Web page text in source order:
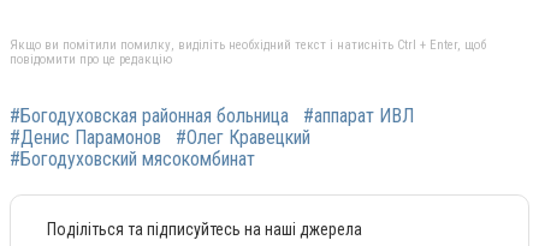
Якщо ви помітили помилку, виділіть необхідний текст і натисніть Ctrl + Enter, щоб
повідомити про це редакцію
#Богодуховская районная больница
#аппарат ИВЛ
#Денис Парамонов
#Олег Кравецкий
#Богодуховский мясокомбинат
Поділіться та підписуйтесь на наші джерела